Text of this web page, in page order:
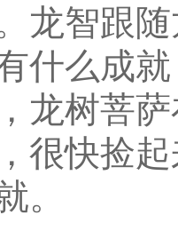
龙智跟
什么成
龙树菩
很快捡
。